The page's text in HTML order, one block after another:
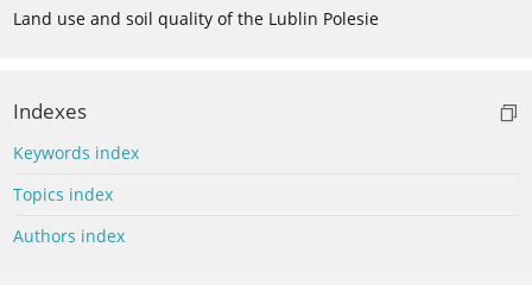
Land use and soil quality of the Lublin Polesie
Indexes
Keywords index
Topics index
Authors index